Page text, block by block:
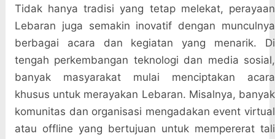
Tidak hanya tradisi yang tetap melekat, perayaan
Lebaran juga semakin inovatif dengan munculnya
berbagai acara dan kegiatan yang menarik. Di
tengah perkembangan teknologi dan media sosial,
banyak masyarakat mulai menciptakan acara
khusus untuk merayakan Lebaran. Misalnya, banyak
komunitas dan organisasi mengadakan event virtual
atau offline yang bertujuan untuk mempererat tali